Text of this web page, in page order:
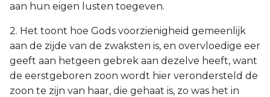
aan hun eigen lusten toegeven.
2. Het toont hoe Gods voorzienigheid gemeenlijk
aan de zijde van de zwaksten is, en overvloedige eer
geeft aan hetgeen gebrek aan dezelve heeft, want
de eerstgeboren zoon wordt hier verondersteld de
zoon te zijn van haar, die gehaat is, zo was het in